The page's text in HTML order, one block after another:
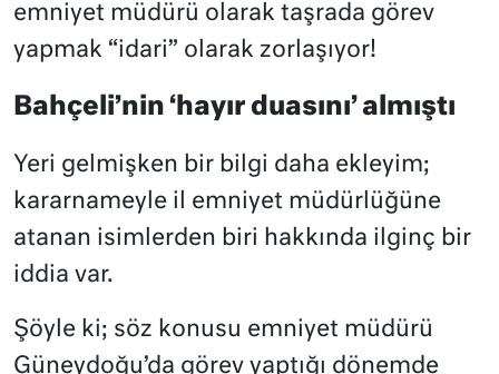
emniyet müdürü olarak taşrada görev
yapmak “idari” olarak zorlaşıyor!
Bahçeli’nin ‘hayır duasını’ almıştı
Yeri gelmişken bir bilgi daha ekleyim;
kararnameyle il emniyet müdürlüğüne
atanan isimlerden biri hakkında ilginç bir
iddia var.
Şöyle ki; söz konusu emniyet müdürü
Güneydoğu’da görev yaptığı dönemde